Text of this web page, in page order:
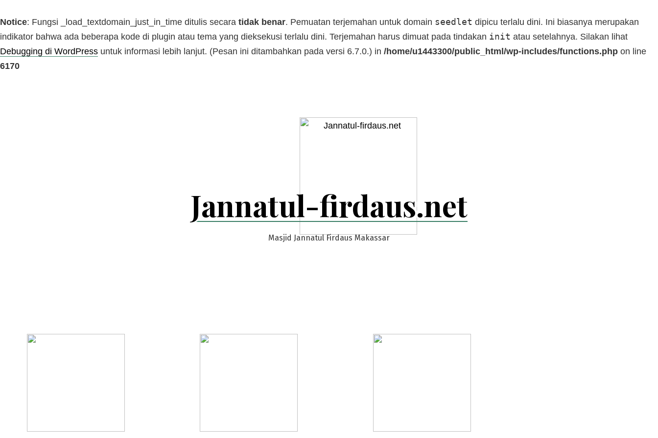
Notice: Fungsi _load_textdomain_just_in_time ditulis secara tidak benar. Pemuatan terjemahan untuk domain seedlet dipicu terlalu dini. Ini biasanya merupakan
indikator bahwa ada beberapa kode di plugin atau tema yang dieksekusi terlalu dini. Terjemahan harus dimuat pada tindakan init atau setelahnya. Silakan lihat
Debugging di WordPress untuk informasi lebih lanjut. (Pesan ini ditambahkan pada versi 6.7.0.) in /home/u1443300/public_html/wp-includes/functions.php on line
6170
Jannatul-firdaus.net
Masjid Jannatul Firdaus Makassar